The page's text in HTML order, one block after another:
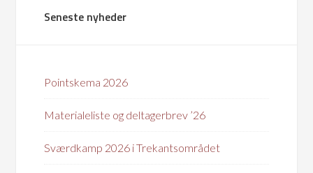
Seneste nyheder
Pointskema 2026
Materialeliste og deltagerbrev ’26
Sværdkamp 2026 i Trekantsområdet